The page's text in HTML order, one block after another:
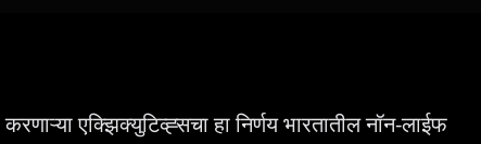
एक्झिक्युटिव्ह्सचा हा निर्णय भारतातील नॉन-लाईफ